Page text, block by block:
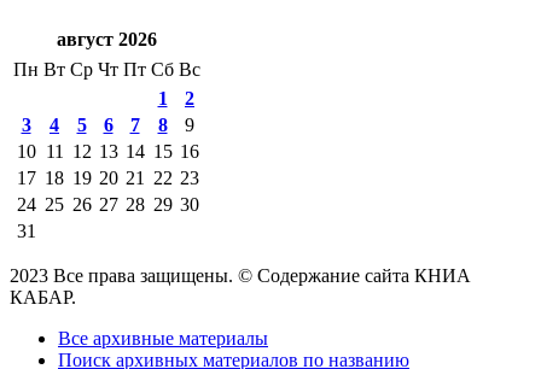
август 2026
Пн Вт Ср Чт Пт Сб Вс
1
2
3
4 5 6 7 8
9
10 11 12 13 14 15 16
17 18 19 20 21 22 23
24 25 26 27 28 29 30
31
2023 Все права защищены. © Содержание сайта КНИА
КАБАР.
Все архивные материалы
Поиск архивных материалов по названию